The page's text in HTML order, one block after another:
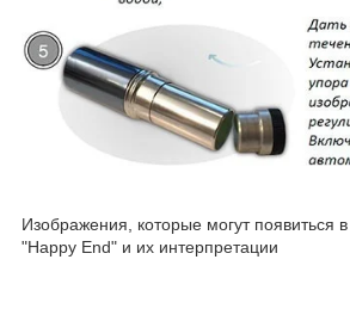
Изображения, которые могут появиться
"Happy End" и их интерпретации